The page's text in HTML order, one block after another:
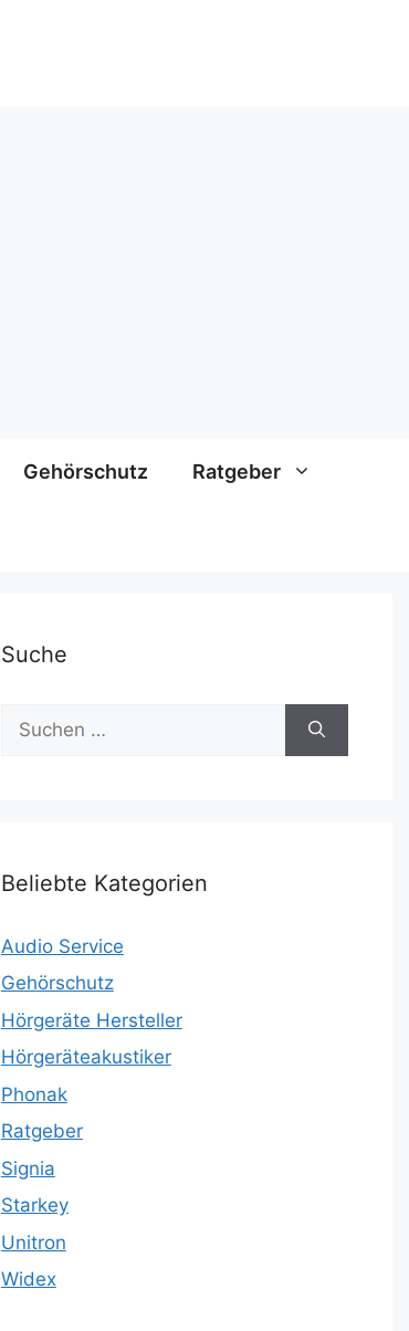
Gehörschutz Ratgeber
Suche
nach:
Beliebte Kategorien
Audio Service
Gehörschutz
Hörgeräte Hersteller
Hörgeräteakustiker
Phonak
Ratgeber
Signia
Starkey
Unitron
Widex